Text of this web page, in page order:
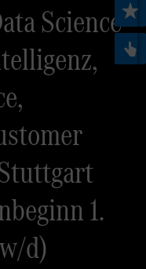
Science
1.
d)